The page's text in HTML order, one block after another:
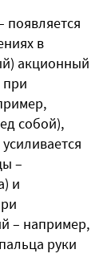
появляется
в
акционный
при
собой),
–
и
– например,
руки